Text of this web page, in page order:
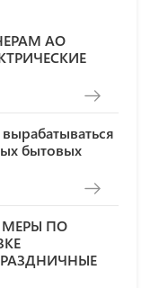
АО
бытовых
ПО